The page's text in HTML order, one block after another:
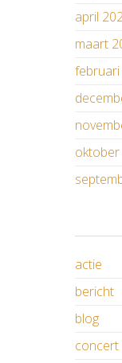
april
maart
actie
bericht
blog
concert